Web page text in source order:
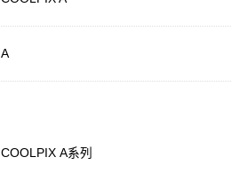
A
COOLPIX A系列